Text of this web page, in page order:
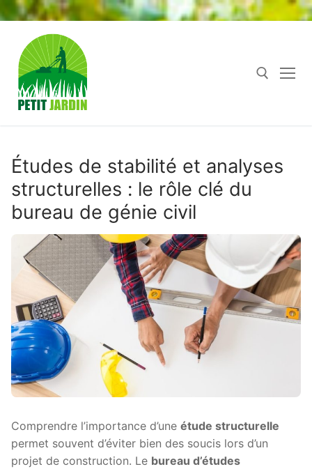
contenu
Études de stabilité et analyses
structurelles : le rôle clé du
bureau de génie civil
Comprendre l’importance d’une étude structurelle
permet souvent d’éviter bien des soucis lors d’un
projet de construction. Le bureau d’études